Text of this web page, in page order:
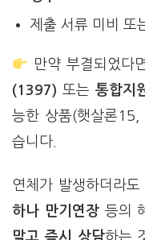
제출 서류 미비 또
만약 부결되었다
(1397) 또는 통합지
능한 상품(햇살론15,
습니다.
연체가 발생하더라도
하나 만기연장등의
말고 즉시 상담하는